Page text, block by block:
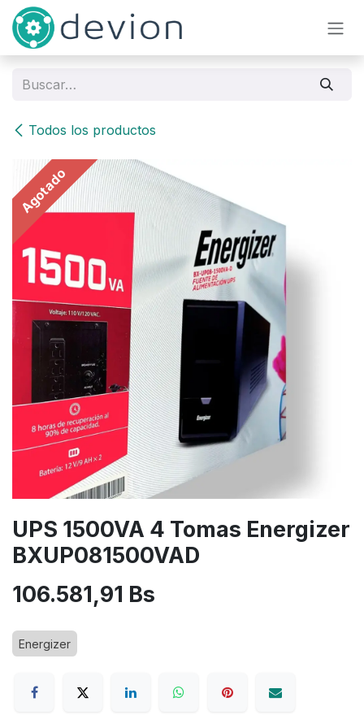
Ir al contenido
Todos los productos
Agotado
UPS 1500VA 4 Tomas Energizer
BXUP081500VAD
106.581,91 Bs
Energizer